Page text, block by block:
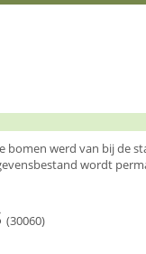
bomen werd van bij de
wordt
(30060)